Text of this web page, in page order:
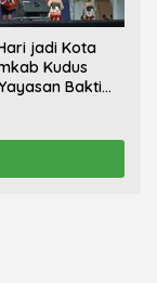
jadi Kota
Kudus
Bakti